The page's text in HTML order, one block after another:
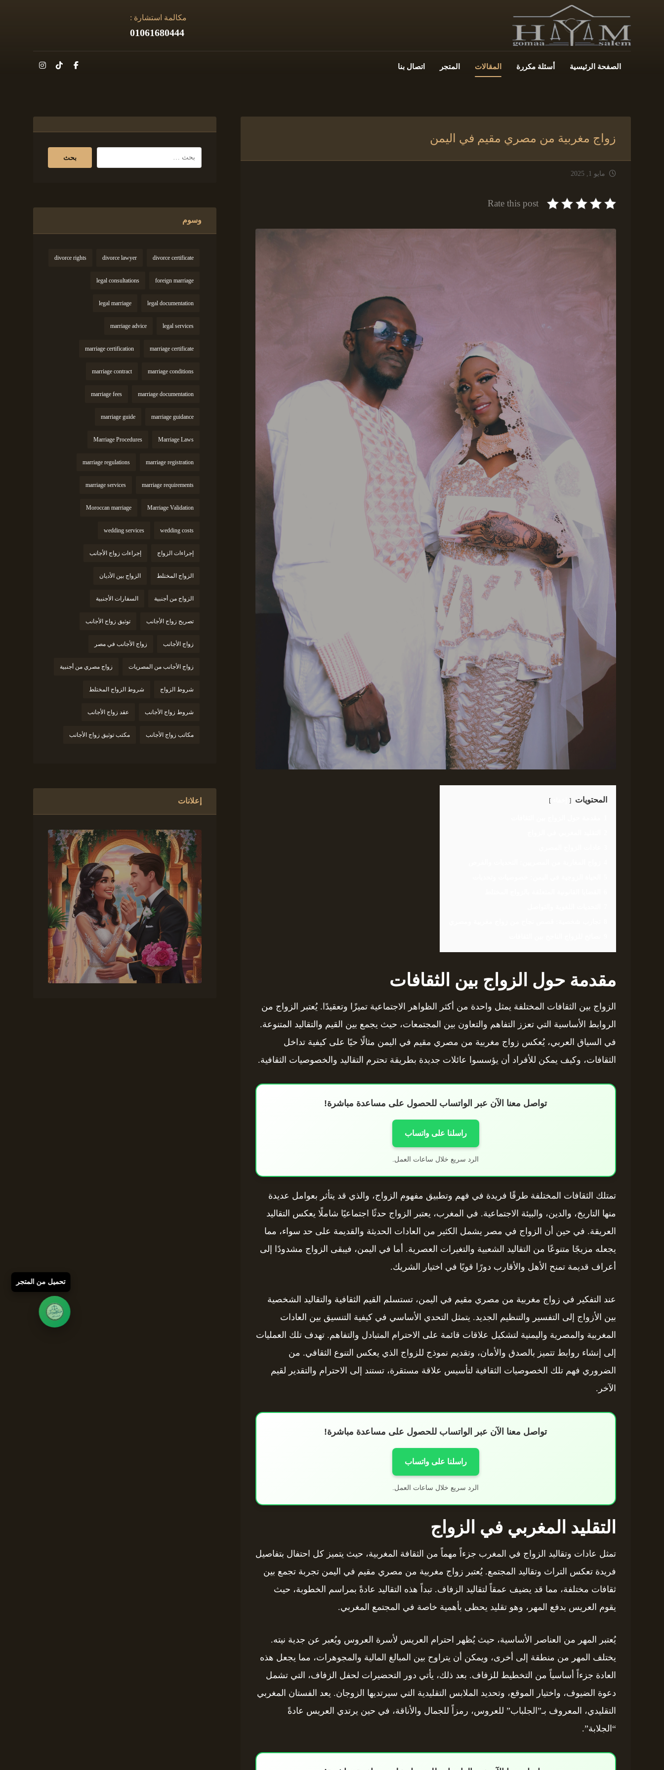
مكالمة استشارة :
01061680444
الصفحة الرئيسية أسئلة مكررة المقالات المتجر اتصال بنا
زواج مغربية من مصري مقيم في اليمن
مايو 1, 2025
Rate this post
المحتويات
مقدمة حول الزواج بين الثقافات
الزواج بين الثقافات المختلفة يمثل واحدة من أكثر الظواهر الاجتماعية تميزًا وتعقيدًا. يُعتبر الزواج من
الروابط الأساسية التي تعزز التفاهم والتعاون بين المجتمعات، حيث يجمع بين القيم والتقاليد المتنوعة.
في السياق العربي، يُعكس زواج مغربية من مصري مقيم في اليمن مثالًا حيًا على كيفية تداخل
الثقافات، وكيف يمكن للأفراد أن يؤسسوا عائلات جديدة بطريقة تحترم التقاليد والخصوصيات الثقافية.
تواصل معنا الآن عبر الواتساب للحصول على مساعدة مباشرة!
راسلنا على واتساب
الرد سريع خلال ساعات العمل.
تمتلك الثقافات المختلفة طرقًا فريدة في فهم وتطبيق مفهوم الزواج، والذي قد يتأثر بعوامل عديدة
منها التاريخ، والدين، والبيئة الاجتماعية. في المغرب، يعتبر الزواج حدثًا اجتماعيًا شاملًا يعكس التقاليد
العريقة. في حين أن الزواج في مصر يشمل الكثير من العادات الحديثة والقديمة على حد سواء، مما
يجعله مزيجًا متنوعًا من التقاليد الشعبية والتغيرات العصرية. أما في اليمن، فيبقى الزواج مشدودًا إلى
أعراف قديمة تمنح الأهل والأقارب دورًا قويًا في اختيار الشريك.
عند التفكير في زواج مغربية من مصري مقيم في اليمن، تستسلم القيم الثقافية والتقاليد الشخصية
بين الأزواج إلى التفسير والتنظيم الجديد. يتمثل التحدي الأساسي في كيفية التنسيق بين العادات
المغربية والمصرية واليمنية لتشكيل علاقات قائمة على الاحترام المتبادل والتفاهم. تهدف تلك العمليات
إلى إنشاء روابط تتميز بالصدق والأمان، وتقديم نموذج للزواج الذي يعكس التنوع الثقافي. من
الضروري فهم تلك الخصوصيات الثقافية لتأسيس علاقة مستقرة، تستند إلى الاحترام والتقدير لقيم
الآخر.
تواصل معنا الآن عبر الواتساب للحصول على مساعدة مباشرة!
راسلنا على واتساب
الرد سريع خلال ساعات العمل.
التقليد المغربي في الزواج
تمثل عادات وتقاليد الزواج في المغرب جزءاً مهماً من الثقافة المغربية، حيث يتميز كل احتفال بتفاصيل
فريدة تعكس التراث وتقاليد المجتمع. يُعتبر زواج مغربية من مصري مقيم في اليمن تجربة تجمع بين
ثقافات مختلفة، مما قد يضيف عمقاً لتقاليد الزفاف. تبداً هذه التقاليد عادةً بمراسم الخطوبة، حيث
يقوم العريس بدفع المهر، وهو تقليد يحظى بأهمية خاصة في المجتمع المغربي.
يُعتبر المهر من العناصر الأساسية، حيث يُظهر احترام العريس لأسرة العروس ويُعبر عن جدية نيته.
يختلف المهر من منطقة إلى أخرى، ويمكن أن يتراوح بين المبالغ المالية والمجوهرات، مما يجعل هذه
العادة جزءاً أساسياً من التخطيط للزفاف. بعد ذلك، يأتي دور التحضيرات لحفل الزفاف، التي تشمل
دعوة الضيوف، واختيار الموقع، وتحديد الملابس التقليدية التي سيرتديها الزوجان. يعد الفستان المغربي
التقليدي، المعروف بـ”الجلباب” للعروس، رمزاً للجمال والأناقة، في حين يرتدي العريس عادةً
“الجلابة”.
وسوم
divorce certificate
divorce lawyer
divorce rights
foreign marriage
legal consultations
legal documentation
legal marriage
legal services
marriage advice
marriage certificate
marriage certification
marriage conditions
marriage contract
marriage documentation
marriage fees
marriage guidance
marriage guide
Marriage Laws
Marriage Procedures
marriage registration
marriage regulations
marriage requirements
marriage services
Marriage Validation
Moroccan marriage
wedding costs
wedding services
إجراءات الزواج إجراءات زواج الأجانب
الزواج المختلط الزواج بين الأديان
الزواج من أجنبية السفارات الأجنبية
تصريح زواج الأجانب توثيق زواج الأجانب
زواج الأجانب زواج الأجانب في مصر
زواج الأجانب من المصريات زواج مصري من أجنبية
شروط الزواج شروط الزواج المختلط
شروط زواج الأجانب عقد زواج الأجانب
مكاتب زواج الأجانب مكتب توثيق زواج الأجانب
إعلانات
تحميل من المتجر